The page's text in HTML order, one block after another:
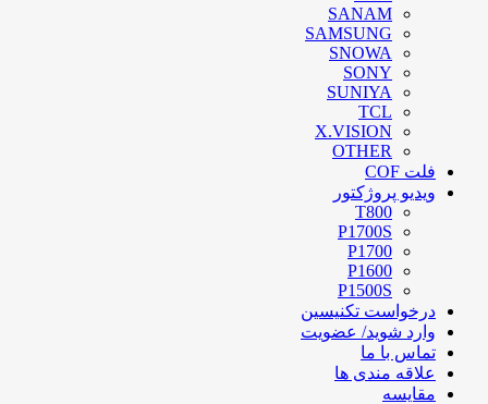
SANAM
SAMSUNG
SNOWA
SONY
SUNIYA
TCL
X.VISION
OTHER
فلت COF
ویدیو پروژکتور
T800
P1700S
P1700
P1600
P1500S
درخواست تکنیسین
وارد شوید/ عضویت
تماس با ما
علاقه مندی ها
مقایسه